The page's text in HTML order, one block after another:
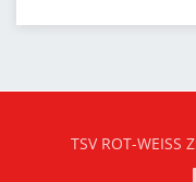
TSV ROT-WEISS